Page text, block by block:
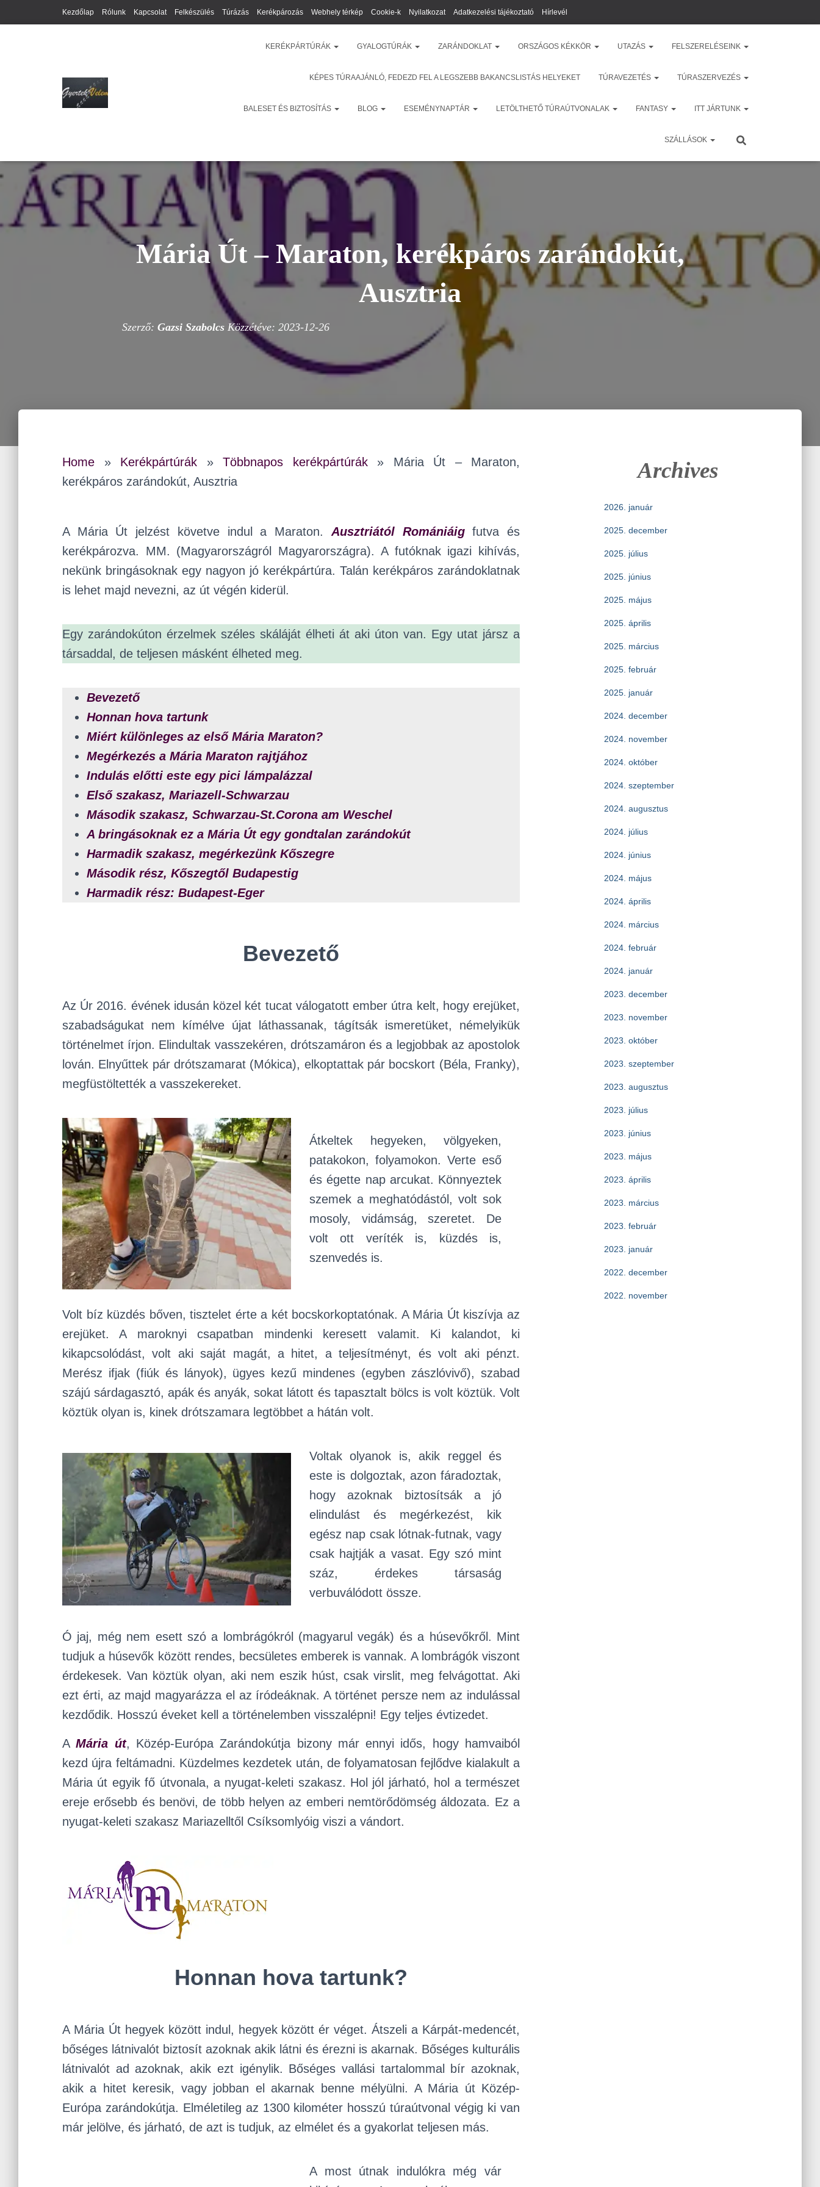
Kezdőlap Rólunk Kapcsolat Felkészülés Túrázás Kerékpározás Webhely térkép Cookie-k Nyilatkozat Adatkezelési tájékoztató Hírlevél
KERÉKPÁRTÚRÁK GYALOGTÚRÁK ZARÁNDOKLAT ORSZÁGOS KÉKKÖR UTAZÁS FELSZERELÉSEINK
KÉPES TÚRAAJÁNLÓ, FEDEZD FEL A LEGSZEBB BAKANCSLISTÁS HELYEKET TÚRAVEZETÉS TÚRASZERVEZÉS
BALESET ÉS BIZTOSÍTÁS BLOG ESEMÉNYNAPTÁR LETÖLTHETŐ TÚRAÚTVONALAK FANTASY ITT JÁRTUNK
SZÁLLÁSOK
Mária Út – Maraton, kerékpáros zarándokút,
Ausztria
Szerző: Gazsi SzabolcsKözzétéve: 2023-12-26
Home » Kerékpártúrák » Többnapos kerékpártúrák » Mária Út – Maraton,
kerékpáros zarándokút, Ausztria
A Mária Út jelzést követve indul a Maraton. Ausztriától Romániáigfutva és
kerékpározva. MM. (Magyarországról Magyarországra). A futóknak igazi kihívás,
nekünk bringásoknak egy nagyon jó kerékpártúra. Talán kerékpáros zarándoklatnak
is lehet majd nevezni, az út végén kiderül.
Egy zarándokúton érzelmek széles skáláját élheti át aki úton van. Egy utat jársz a
társaddal, de teljesen másként élheted meg.
Bevezető
Honnan hova tartunk
Miért különleges az első Mária Maraton?
Megérkezés a Mária Maraton rajtjához
Indulás előtti este egy pici lámpalázzal
Első szakasz, Mariazell-Schwarzau
Második szakasz, Schwarzau-St.Corona am Weschel
A bringásoknak ez a Mária Út egy gondtalan zarándokút
Harmadik szakasz, megérkezünk Kőszegre
Második rész, Kőszegtől Budapestig
Harmadik rész: Budapest-Eger
Bevezető
Az Úr 2016. évének idusán közel két tucat válogatott ember útra kelt, hogy erejüket,
szabadságukat nem kímélve újat láthassanak, tágítsák ismeretüket, némelyikük
történelmet írjon. Elindultak vasszekéren, drótszamáron és a legjobbak az apostolok
lován. Elnyűttek pár drótszamarat (Mókica), elkoptattak pár bocskort (Béla, Franky),
megfüstöltették a vasszekereket.
Átkeltek hegyeken, völgyeken,
patakokon, folyamokon. Verte eső
és égette nap arcukat. Könnyeztek
szemek a meghatódástól, volt sok
mosoly, vidámság, szeretet. De
volt ott veríték is, küzdés is,
szenvedés is.
Volt bíz küzdés bőven, tisztelet érte a két bocskorkoptatónak. A Mária Út kiszívja az
erejüket. A maroknyi csapatban mindenki keresett valamit. Ki kalandot, ki
kikapcsolódást, volt aki saját magát, a hitet, a teljesítményt, és volt aki pénzt.
Merész ifjak (fiúk és lányok), ügyes kezű mindenes (egyben zászlóvivő), szabad
szájú sárdagasztó, apák és anyák, sokat látott és tapasztalt bölcs is volt köztük. Volt
köztük olyan is, kinek drótszamara legtöbbet a hátán volt.
Voltak olyanok is, akik reggel és
este is dolgoztak, azon fáradoztak,
hogy azoknak biztosítsák a jó
elindulást és megérkezést, kik
egész nap csak lótnak-futnak, vagy
csak hajtják a vasat. Egy szó mint
száz, érdekes társaság
verbuválódott össze.
Ó jaj, még nem esett szó a lombrágókról (magyarul vegák) és a húsevőkről. Mint
tudjuk a húsevők között rendes, becsületes emberek is vannak. A lombrágók viszont
érdekesek. Van köztük olyan, aki nem eszik húst, csak virslit, meg felvágottat. Aki
ezt érti, az majd magyarázza el az íródeáknak. A történet persze nem az indulással
kezdődik. Hosszú éveket kell a történelemben visszalépni! Egy teljes évtizedet.
AMária út, Közép-Európa Zarándokútja bizony már ennyi idős, hogy hamvaiból
kezd újra feltámadni. Küzdelmes kezdetek után, de folyamatosan fejlődve kialakult a
Mária út egyik fő útvonala, a nyugat-keleti szakasz. Hol jól járható, hol a természet
ereje erősebb és benövi, de több helyen az emberi nemtörődömség áldozata. Ez a
nyugat-keleti szakasz Mariazelltől Csíksomlyóig viszi a vándort.
Honnan hova tartunk?
A Mária Út hegyek között indul, hegyek között ér véget. Átszeli a Kárpát-medencét,
bőséges látnivalót biztosít azoknak akik látni és érezni is akarnak. Bőséges kulturális
látnivalót ad azoknak, akik ezt igénylik. Bőséges vallási tartalommal bír azoknak,
akik a hitet keresik, vagy jobban el akarnak benne mélyülni. A Mária út Közép-
Európa zarándokútja. Elméletileg az 1300 kilométer hosszú túraútvonal végig ki van
már jelölve, és járható, de azt is tudjuk, az elmélet és a gyakorlat teljesen más.
A most útnak indulókra még vár
Archives
2026. január
2025. december
2025. július
2025. június
2025. május
2025. április
2025. március
2025. február
2025. január
2024. december
2024. november
2024. október
2024. szeptember
2024. augusztus
2024. július
2024. június
2024. május
2024. április
2024. március
2024. február
2024. január
2023. december
2023. november
2023. október
2023. szeptember
2023. augusztus
2023. július
2023. június
2023. május
2023. április
2023. március
2023. február
2023. január
2022. december
2022. november